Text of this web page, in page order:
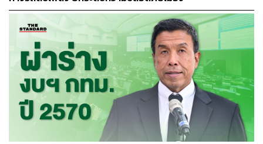
TAGS: สมาชิกสภาผู้แทนราษฎร (สส.)
กรุงเทพมหานคร
จุดยืนทางการเมือง
สุชัชวีร์ สุวรรณสวัสดิ์
ปาร์ตี้ลิสต์
พรรคไทยก้าวใหม่ เลือกตั้ง 2569